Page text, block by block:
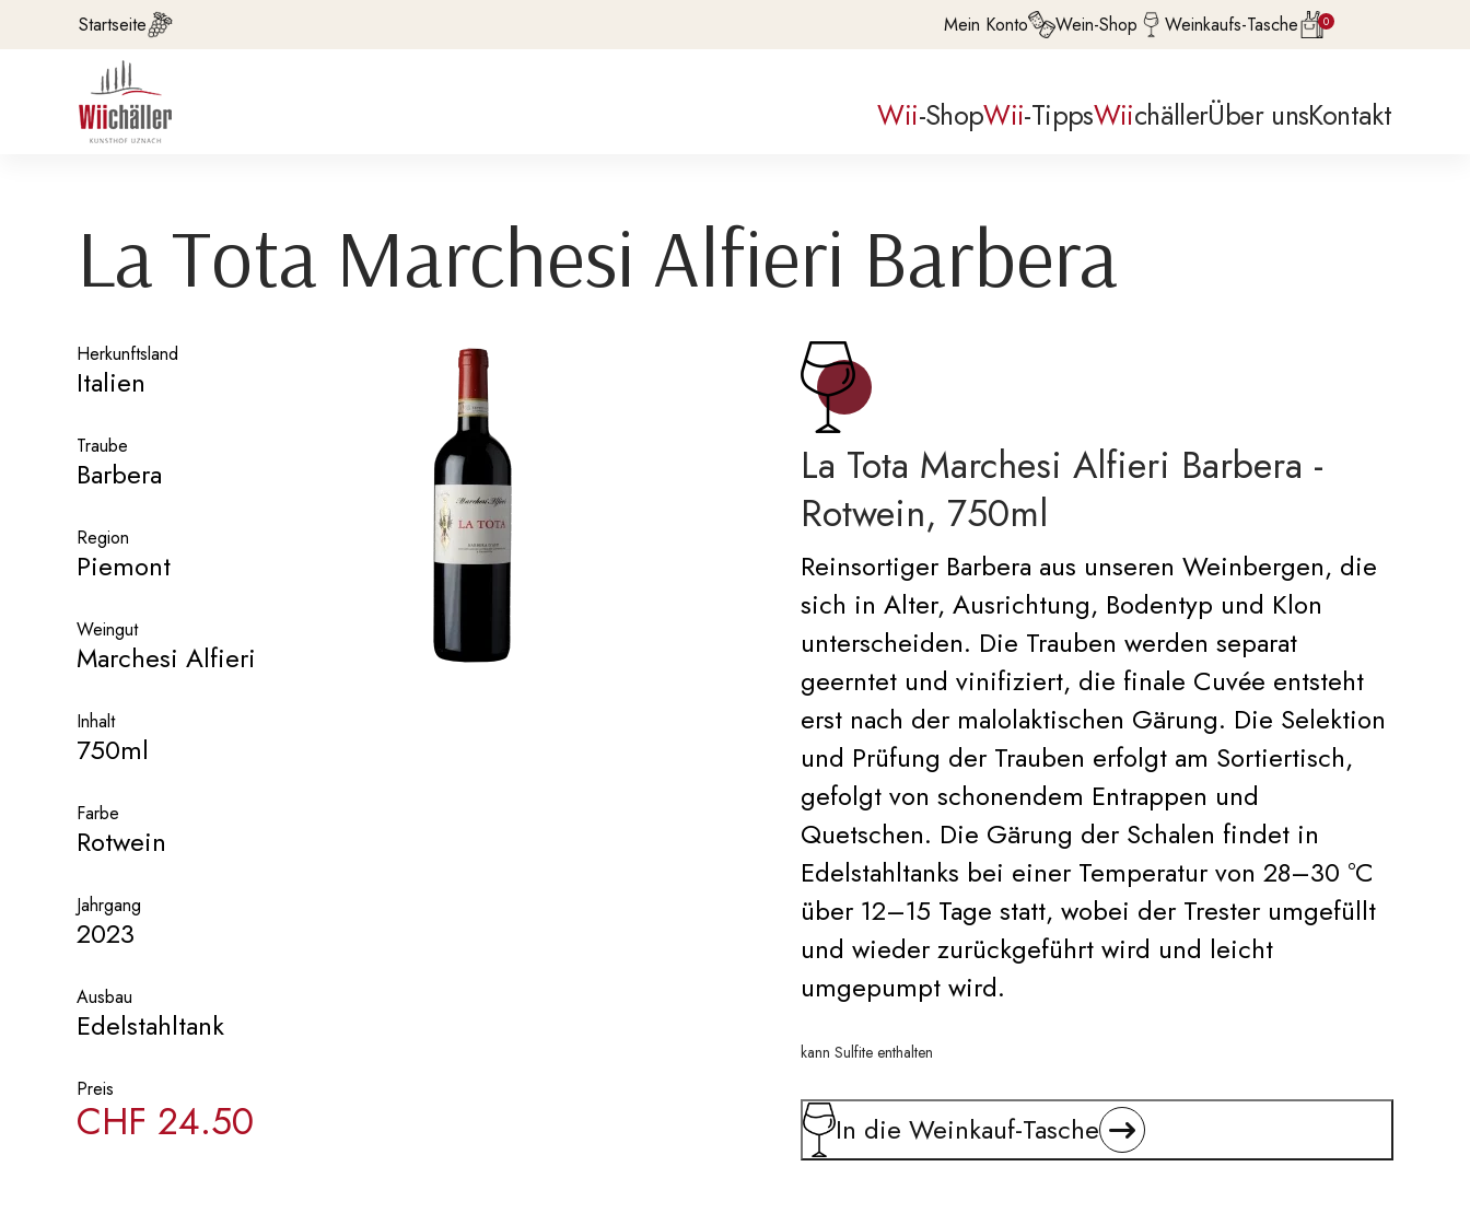
Startseite Mein Konto Wein-Shop Weinkaufs-Tasche 0
Wii-ShopWii-TippsWiichällerÜber unsKontakt
La Tota Marchesi Alfieri Barbera
Herkunftsland
Italien
Traube
Barbera
Region
Piemont
Weingut
Marchesi Alfieri
Inhalt
750ml
Farbe
Rotwein
Jahrgang
2023
Ausbau
Edelstahltank
Preis
CHF 24.50
La Tota Marchesi Alfieri Barbera -
Rotwein, 750ml
Reinsortiger Barbera aus unseren Weinbergen, die
sich in Alter, Ausrichtung, Bodentyp und Klon
unterscheiden. Die Trauben werden separat
geerntet und vinifiziert, die finale Cuvée entsteht
erst nach der malolaktischen Gärung. Die Selektion
und Prüfung der Trauben erfolgt am Sortiertisch,
gefolgt von schonendem Entrappen und
Quetschen. Die Gärung der Schalen findet in
Edelstahltanks bei einer Temperatur von 28–30 °C
über 12–15 Tage statt, wobei der Trester umgefüllt
und wieder zurückgeführt wird und leicht
umgepumpt wird.
kann Sulfite enthalten
In die Weinkauf-Tasche